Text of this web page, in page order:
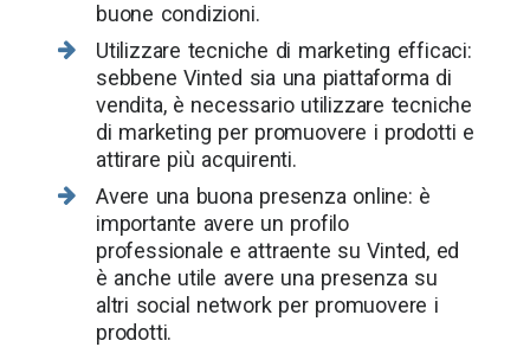
buone condizioni.
Utilizzare tecniche di marketing efficaci:
sebbene Vinted sia una piattaforma di
vendita, è necessario utilizzare tecniche
di marketing per promuovere i prodotti e
attirare più acquirenti.
Avere una buona presenza online: è
importante avere un profilo
professionale e attraente su Vinted, ed
è anche utile avere una presenza su
altri social network per promuovere i
prodotti.